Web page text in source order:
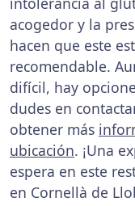
acogedor y la
hacen que este
recomendable.
difícil, hay
dudes en
obtener más
ubicación. ¡Una
espera en este
en Cornellà de